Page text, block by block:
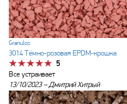
Granulos
3014 Тёмно-розовая EPDM-крошка
5
Все устраивает
13/10/2023 –Дмитрий Хитрый